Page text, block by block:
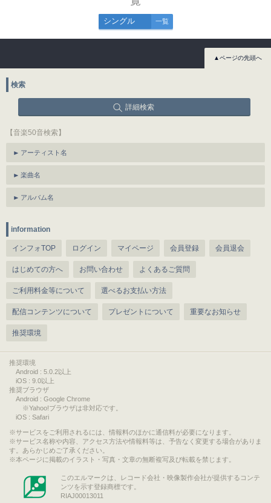
シングル 一覧
▲ページの先頭へ
検索
詳細検索
【音楽50音検索】
アーティスト名
楽曲名
アルバム名
information
インフォTOP ログイン マイページ 会員登録 会員退会
はじめての方へ お問い合わせ よくあるご質問
ご利用料金等について 選べるお支払い方法
配信コンテンツについて プレゼントについて 重要なお知らせ
推奨環境
推奨環境
Android : 5.0.2以上
iOS : 9.0以上
推奨ブラウザ
Android : Google Chrome
※Yahoo!ブラウザは非対応です。
iOS : Safari
サービスをご利用されるには、情報料のほかに通信料が必要になります。
サービス名称や内容、アクセス方法や情報料等は、予告なく変更する場合がありま
す。あらかじめご了承ください。
本ページに掲載のイラスト・写真・文章の無断複写及び転載を禁じます。
このエルマークは、レコード会社・映像製作会社が提供するコンテ
ンツを示す登録商標です。
RIAJ00013011